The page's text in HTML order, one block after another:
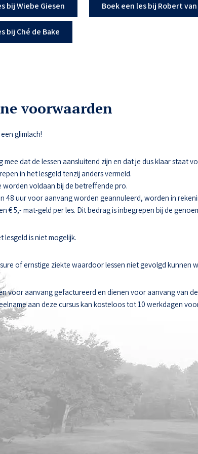
bij Wiebe Giesen Boek een les bij Robert
bij Ché de Bake
voorwaarden
glimlach!
mee dat de lessen aansluitend zijn en dat je dus klaar staat
in het lesgeld tenzij anders vermeld.
worden voldaan bij de betreffende pro.
48 uur voor aanvang worden geannuleerd, worden in
€ 5,- mat-geld per les. Dit bedrag is inbegrepen bij de
lesgeld is niet mogelijk.
of ernstige ziekte waardoor lessen niet gevolgd kunnen
voor aanvang gefactureerd en dienen voor aanvang van
aan deze cursus kan kosteloos tot 10 werkdagen